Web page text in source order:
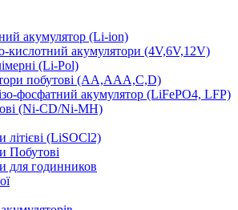
акумулятор (Li-ion)
кислотний акумулятори (4V,6V,12V)
(Li-Pol)
побутові (AA,AAA,C,D)
фосфатний акумулятор (LiFePO4, LFP)
(Ni-CD/Ni-MH)
літієві (LiSOCl2)
Побутові
для годинников